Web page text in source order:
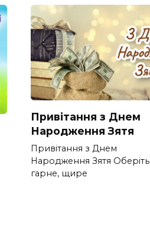
Привітання з Днем
Народження Зятя
Привітання з Днем
Народження Зятя Оберіть
гарне, щире